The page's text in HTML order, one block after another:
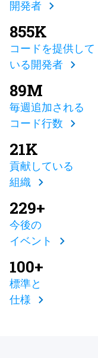
開発者
855K
コードを提供して
いる開発者
89M
毎週追加される
コード行数
21K
貢献している
組織
229+
今後の
イベント
100+
標準と
仕様